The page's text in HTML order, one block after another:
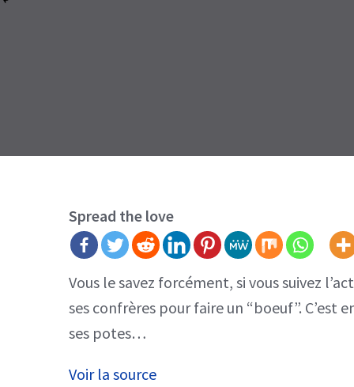
Spread the love
Vous le savez forcément, si vous suivez
ses confrères pour faire un “boeuf”. C’est
ses potes…
Voir la source